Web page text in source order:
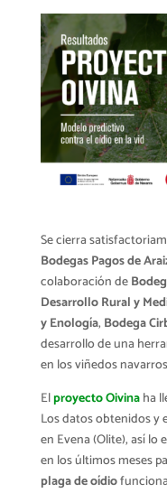
Se cierra
Bodegas Pagos de
colaboración de
Desarrollo Rural y
y Enología, Bodega
desarrollo de una
en los viñedos navarros
Elproyecto Oivinaha
Los datos obtenidos y
en Evena (Olite), así lo
en los últimos meses
plaga de oídio